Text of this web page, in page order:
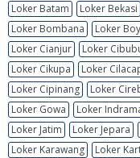
Loker Batam
Loker Bekasi
Loker Bombana
Loker
Loker Cianjur
Loker
Loker Cikupa
Loker
Loker Cipinang
Loker
Loker Gowa
Loker
Loker Jatim
Loker Jepara
Loker Karawang
Loker